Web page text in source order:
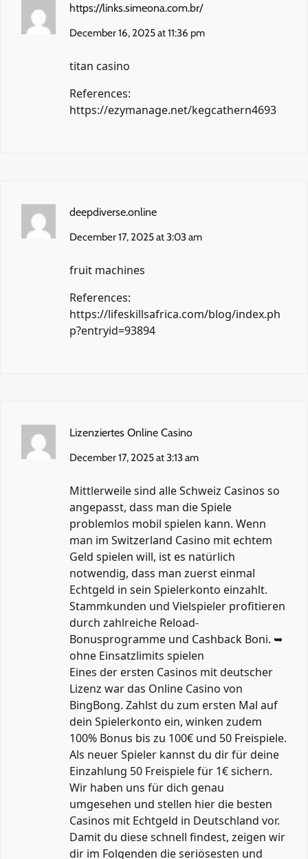
https://links.simeona.com.br/
December 16, 2025 at 11:36 pm
titan casino
References:
https://ezymanage.net/kegcathern4693
deepdiverse.online
December 17, 2025 at 3:03 am
fruit machines
References:
https://lifeskillsafrica.com/blog/index.ph
p?entryid=93894
Lizenziertes Online Casino
December 17, 2025 at 3:13 am
Mittlerweile sind alle Schweiz Casinos so
angepasst, dass man die Spiele
problemlos mobil spielen kann. Wenn
man im Switzerland Casino mit echtem
Geld spielen will, ist es natürlich
notwendig, dass man zuerst einmal
Echtgeld in sein Spielerkonto einzahlt.
Stammkunden und Vielspieler profitieren
durch zahlreiche Reload-
Bonusprogramme und Cashback Boni. ➥
ohne Einsatzlimits spielen
Eines der ersten Casinos mit deutscher
Lizenz war das Online Casino von
BingBong. Zahlst du zum ersten Mal auf
dein Spielerkonto ein, winken zudem
100% Bonus bis zu 100€ und 50 Freispiele.
Als neuer Spieler kannst du dir für deine
Einzahlung 50 Freispiele für 1€ sichern.
Wir haben uns für dich genau
umgesehen und stellen hier die besten
Casinos mit Echtgeld in Deutschland vor.
Damit du diese schnell findest, zeigen wir
dir im Folgenden die seriösesten und